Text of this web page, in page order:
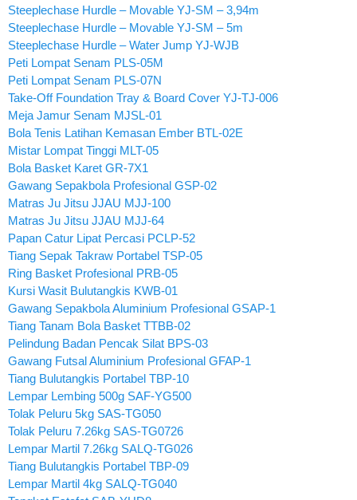
Steeplechase Hurdle – Movable YJ-SM – 3,94m
Steeplechase Hurdle – Movable YJ-SM – 5m
Steeplechase Hurdle – Water Jump YJ-WJB
Peti Lompat Senam PLS-05M
Peti Lompat Senam PLS-07N
Take-Off Foundation Tray & Board Cover YJ-TJ-006
Meja Jamur Senam MJSL-01
Bola Tenis Latihan Kemasan Ember BTL-02E
Mistar Lompat Tinggi MLT-05
Bola Basket Karet GR-7X1
Gawang Sepakbola Profesional GSP-02
Matras Ju Jitsu JJAU MJJ-100
Matras Ju Jitsu JJAU MJJ-64
Papan Catur Lipat Percasi PCLP-52
Tiang Sepak Takraw Portabel TSP-05
Ring Basket Profesional PRB-05
Kursi Wasit Bulutangkis KWB-01
Gawang Sepakbola Aluminium Profesional GSAP-1
Tiang Tanam Bola Basket TTBB-02
Pelindung Badan Pencak Silat BPS-03
Gawang Futsal Aluminium Profesional GFAP-1
Tiang Bulutangkis Portabel TBP-10
Lempar Lembing 500g SAF-YG500
Tolak Peluru 5kg SAS-TG050
Tolak Peluru 7.26kg SAS-TG0726
Lempar Martil 7.26kg SALQ-TG026
Tiang Bulutangkis Portabel TBP-09
Lempar Martil 4kg SALQ-TG040